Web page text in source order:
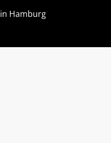
in Hamburg